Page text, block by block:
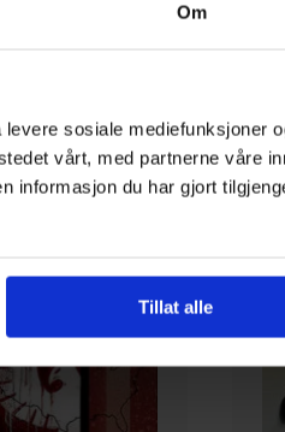
Om
sosiale mediefunksjoner
vårt, med partnerne våre
informasjon du har gjort
Tillat alle